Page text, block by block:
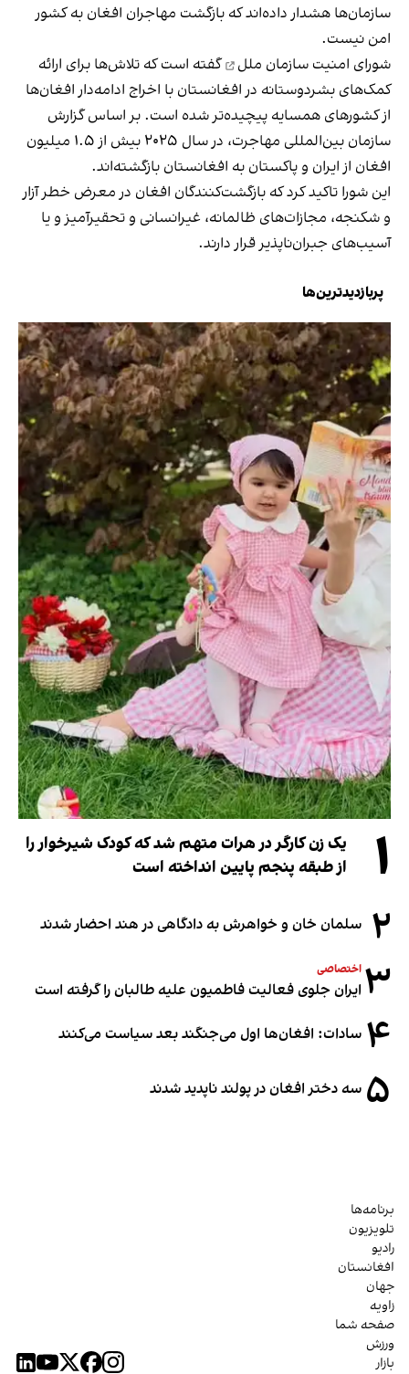
سازمان‌ها هشدار داده‌اند که بازگشت مهاجران افغان به کشور
امن نیست.
شورای امنیت سازمان ملل
گفته است که تلاش‌ها برای ارائه
کمک‌های بشردوستانه در افغانستان با اخراج ادامه‌دار افغان‌ها
از کشورهای همسایه پیچیده‌تر شده است. بر اساس گزارش
سازمان بین‌المللی مهاجرت، در سال ۲۰۲۵ بیش از ۱.۵ میلیون
افغان از ایران و پاکستان به افغانستان بازگشته‌اند.
این شورا تاکید کرد که بازگشت‌کنندگان افغان در معرض خطر آزار
و شکنجه، مجازات‌های ظالمانه، غیرانسانی و تحقیرآمیز و یا
آسیب‌های جبران‌ناپذیر قرار دارند.
پربازدیدترین‌ها
۱
یک زن کارگر در هرات متهم شد که کودک شیرخوار را
از طبقه پنجم پایین انداخته است
۲ سلمان خان و خواهرش به دادگاهی در هند احضار شدند
۳ اختصاصی
ایران جلوی فعالیت فاطمیون علیه طالبان را گرفته است
۴ سادات: افغان‌ها اول می‌جنگند بعد سیاست می‌کنند
۵ سه دختر افغان در پولند ناپدید شدند
برنامه‌ها
تلویزیون
رادیو
افغانستان
جهان
زاویه
صفحه شما
ورزش
بازار